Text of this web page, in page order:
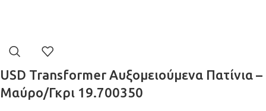
USD Transformer Αυξομειούμενα Πατίνια –
Μαύρο/Γκρι 19.700350